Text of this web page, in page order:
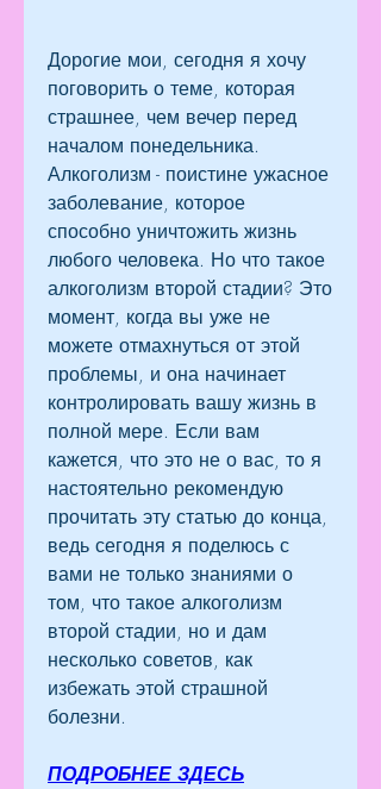
Дорогие мои, сегодня я хочу
поговорить о теме, которая
страшнее, чем вечер перед
началом понедельника.
Алкоголизм - поистине ужасное
заболевание, которое
способно уничтожить жизнь
любого человека. Но что такое
алкоголизм второй стадии? Это
момент, когда вы уже не
можете отмахнуться от этой
проблемы, и она начинает
контролировать вашу жизнь в
полной мере. Если вам
кажется, что это не о вас, то я
настоятельно рекомендую
прочитать эту статью до конца,
ведь сегодня я поделюсь с
вами не только знаниями о
том, что такое алкоголизм
второй стадии, но и дам
несколько советов, как
избежать этой страшной
болезни.
ПОДРОБНЕЕ ЗДЕСЬ